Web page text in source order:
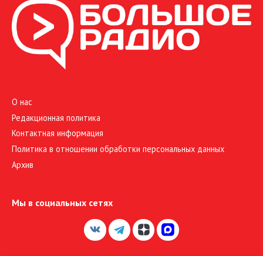
О нас
Редакционная политика
Контактная информация
Политика в отношении обработки персональных данных
Архив
Мы в социальных сетях